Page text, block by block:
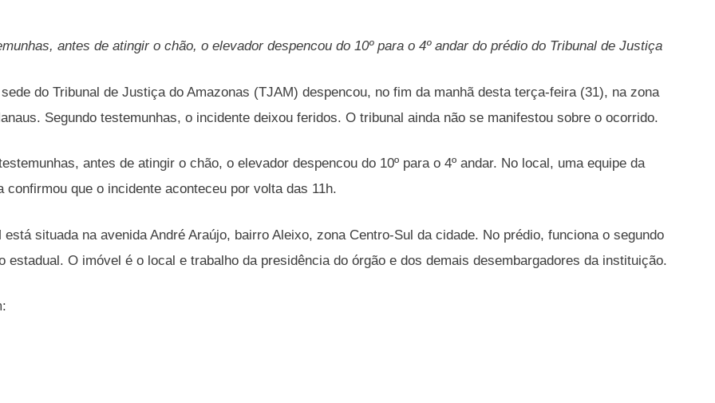
antes de atingir o chão, o elevador despencou do 10º para o 4º andar do prédio do Tribunal de Justiça
do Tribunal de Justiça do Amazonas (TJAM) despencou, no fim da manhã desta terça-feira (31), na zona
Segundo testemunhas, o incidente deixou feridos. O tribunal ainda não se manifestou sobre o ocorrido.
antes de atingir o chão, o elevador despencou do 10º para o 4º andar. No local, uma equipe da
confirmou que o incidente aconteceu por volta das 11h.
está situada na avenida André Araújo, bairro Aleixo, zona Centro-Sul da cidade. No prédio, funciona o segundo
estadual. O imóvel é o local e trabalho da presidência do órgão e dos demais desembargadores da instituição.